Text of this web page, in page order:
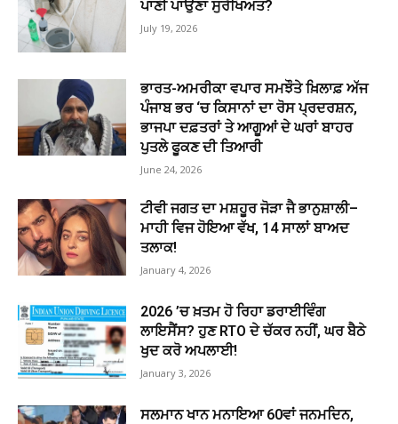
ਪਾਣੀ ਪਾਉਣਾ ਸੁਰੱਖਿਅਤ?
July 19, 2026
ਭਾਰਤ-ਅਮਰੀਕਾ ਵਪਾਰ ਸਮਝੌਤੇ ਖ਼ਿਲਾਫ਼ ਅੱਜ
ਪੰਜਾਬ ਭਰ ‘ਚ ਕਿਸਾਨਾਂ ਦਾ ਰੋਸ ਪ੍ਰਦਰਸ਼ਨ,
ਭਾਜਪਾ ਦਫ਼ਤਰਾਂ ਤੇ ਆਗੂਆਂ ਦੇ ਘਰਾਂ ਬਾਹਰ
ਪੁਤਲੇ ਫੂਕਣ ਦੀ ਤਿਆਰੀ
June 24, 2026
ਟੀਵੀ ਜਗਤ ਦਾ ਮਸ਼ਹੂਰ ਜੋੜਾ ਜੈ ਭਾਨੁਸ਼ਾਲੀ–
ਮਾਹੀ ਵਿਜ ਹੋਇਆ ਵੱਖ, 14 ਸਾਲਾਂ ਬਾਅਦ
ਤਲਾਕ!
January 4, 2026
2026 ’ਚ ਖ਼ਤਮ ਹੋ ਰਿਹਾ ਡਰਾਈਵਿੰਗ
ਲਾਇਸੈਂਸ? ਹੁਣ RTO ਦੇ ਚੱਕਰ ਨਹੀਂ, ਘਰ ਬੈਠੇ
ਖੁਦ ਕਰੋ ਅਪਲਾਈ!
January 3, 2026
ਸਲਮਾਨ ਖਾਨ ਮਨਾਇਆ 60ਵਾਂ ਜਨਮਦਿਨ,